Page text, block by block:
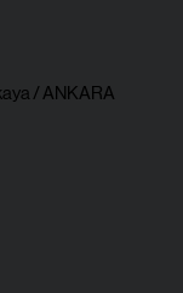
/ ANKARA